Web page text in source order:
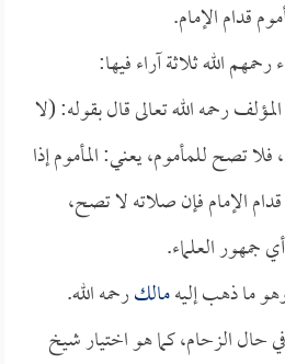
قدام الإمام.
الله ثلاثة آراء فيها:
رحمه الله تعالى قال بقوله: (لا
فلا تصح للمأموم، يعني: المأموم إذا
الإمام فإن صلاته لا تصح،
جمهور العلماء.
ما ذهب إليهمالكرحمه الله.
حال الزحام، كما هو اختيار شيخ